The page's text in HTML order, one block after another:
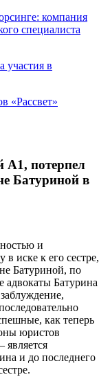
компания
специалиста
участия в
«Рассвет»
А1, потерпел
Батуриной в
и
в иске к его сестре,
Батуриной, по
адвокаты Батурина
как теперь
юристов
является
и до последнего